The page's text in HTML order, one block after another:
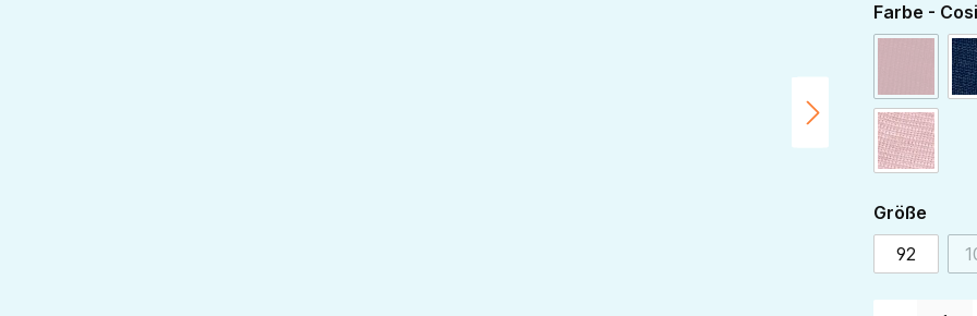
Farbe -
(Diese
rose
Größe
92